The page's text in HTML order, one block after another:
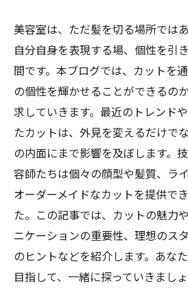
美容室は、ただ髪を切る場所では
自分自身を表現する場、個性を引
間です。本ブログでは、カットを
の個性を輝かせることができるの
求していきます。最近のトレンド
たカットは、外見を変えるだけで
の内面にまで影響を及ぼします。
容師たちは個々の顔型や髪質、ラ
オーダーメイドなカットを提供で
た。この記事では、カットの魅力
ニケーションの重要性、理想のス
のヒントなどを紹介します。あな
目指して、一緒に探っていきましょ